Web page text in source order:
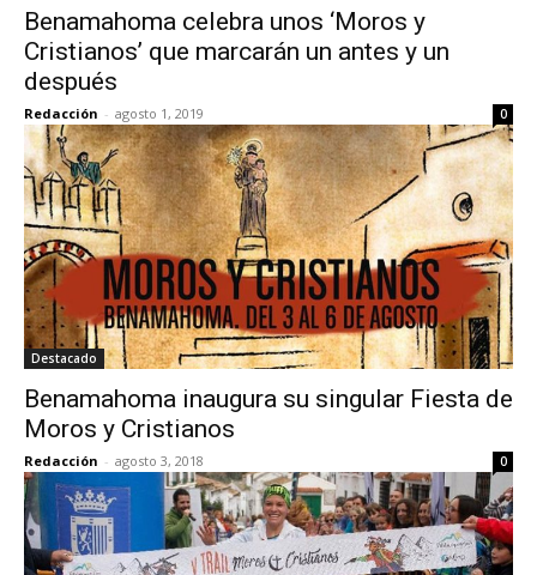
Benamahoma celebra unos ‘Moros y
Cristianos’ que marcarán un antes y un
después
Redacción - agosto 1, 2019 0
Destacado
Benamahoma inaugura su singular Fiesta de
Moros y Cristianos
Redacción - agosto 3, 2018 0